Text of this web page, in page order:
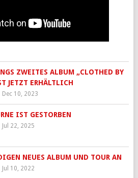
ZWEITES ALBUM „CLOTHED BY
JETZT ERHÄLTLICH
Dec 10, 2023
IST GESTORBEN
Jul 22, 2025
NEUES ALBUM UND TOUR AN
Jul 10, 2022